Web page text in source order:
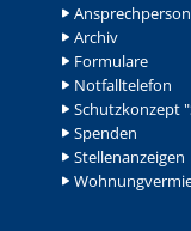
Archiv
Formulare
Notfalltelefon
Schutzkonzept
Spenden
Stellenanzeigen